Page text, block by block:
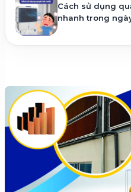
Cách sử dụng
nhanh trong